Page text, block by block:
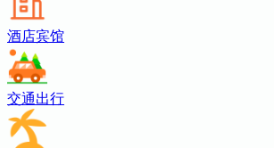
酒店宾馆
交通出行